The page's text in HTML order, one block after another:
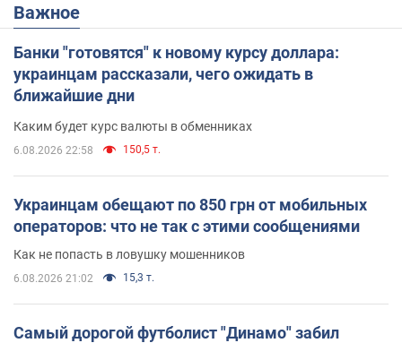
Важное
Банки "готовятся" к новому курсу доллара:
украинцам рассказали, чего ожидать в
ближайшие дни
Каким будет курс валюты в обменниках
6.08.2026 22:58 150,5 т.
Украинцам обещают по 850 грн от мобильных
операторов: что не так с этими сообщениями
Как не попасть в ловушку мошенников
6.08.2026 21:02 15,3 т.
Самый дорогой футболист "Динамо" забил